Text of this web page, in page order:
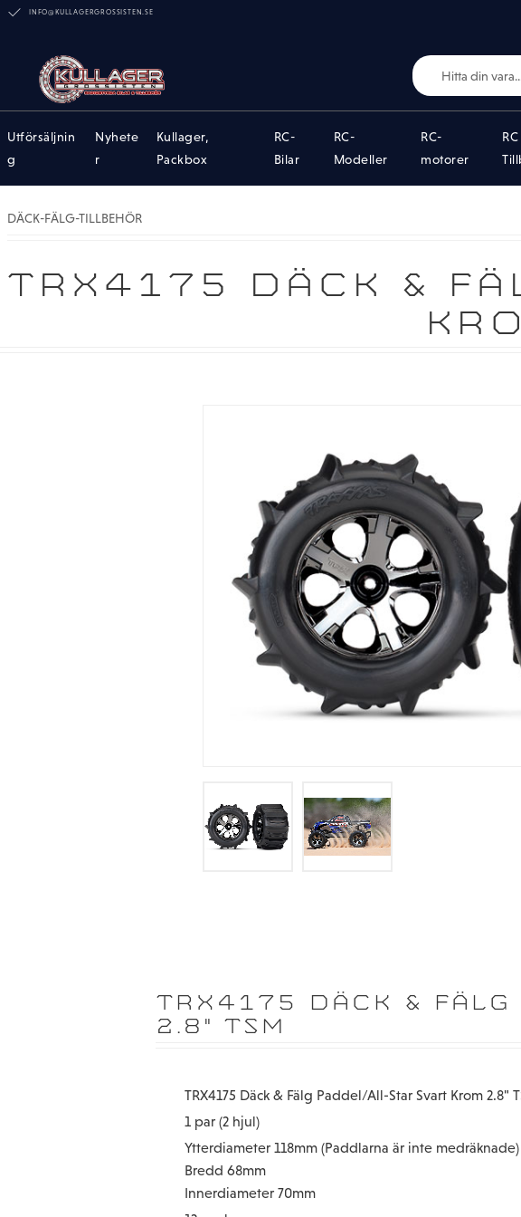
INFO@KULLAGERGROSSISTEN.SE
Utförsäljnin
g
Nyhete
r
Kullager,
Packbox
RC-
Bilar
RC-
Modeller
RC-
motorer
DÄCK-FÄLG-TILLBEHÖR
TRX4175 DÄCK &
TRX4175 DÄCK & FÄLG
2.8" TSM
TRX4175 Däck & Fälg Paddel/All-Star Svart Krom 2.8"
1 par (2 hjul)
Ytterdiameter 118mm (Paddlarna är inte medräknade)
Bredd 68mm
Innerdiameter 70mm